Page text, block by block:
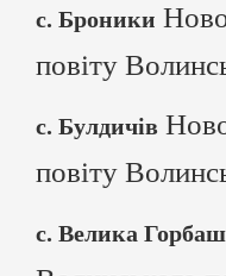
с. Броники
повіту
с. Булдичів
повіту
с. Велика